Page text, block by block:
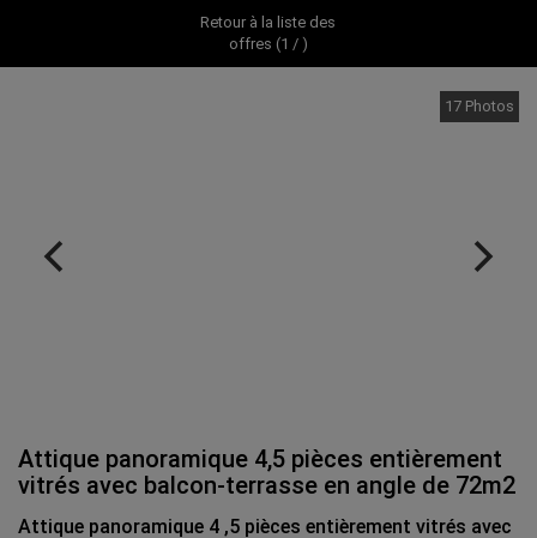
Retour à la liste des
offres (1 / )
17 Photos
Attique panoramique 4,5 pièces entièrement
vitrés avec balcon-terrasse en angle de 72m2
Attique panoramique 4 ,5 pièces entièrement vitrés avec